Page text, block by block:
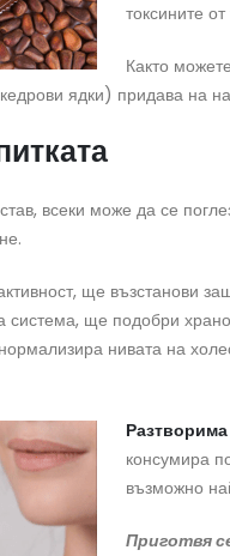
токсините от
Както
ядки) придава на
всеки може да се
ще възстанови
система, ще подобри
нивата на
консумира
възможно
Приготвя